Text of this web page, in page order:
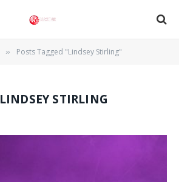
» Posts Tagged "Lindsey Stirling"
LINDSEY STIRLING